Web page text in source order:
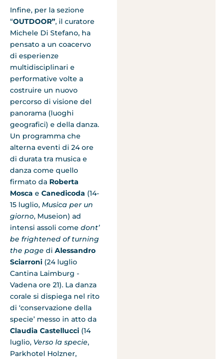
Infine, per la sezione
“OUTDOOR”, il curatore
Michele Di Stefano, ha
pensato a un coacervo
di esperienze
multidisciplinari e
performative volte a
costruire un nuovo
percorso di visione del
panorama (luoghi
geografici) e della danza.
Un programma che
alterna eventi di 24 ore
di durata tra musica e
danza come quello
firmato da Roberta
Mosca e Canedicoda (14-
15 luglio, Musica per un
giorno, Museion) ad
intensi assoli come dont’
be frightened of turning
the page di Alessandro
Sciarroni (24 luglio
Cantina Laimburg -
Vadena ore 21). La danza
corale si dispiega nel rito
di ‘conservazione della
specie’ messo in atto da
Claudia Castellucci (14
luglio, Verso la specie,
Parkhotel Holzner,